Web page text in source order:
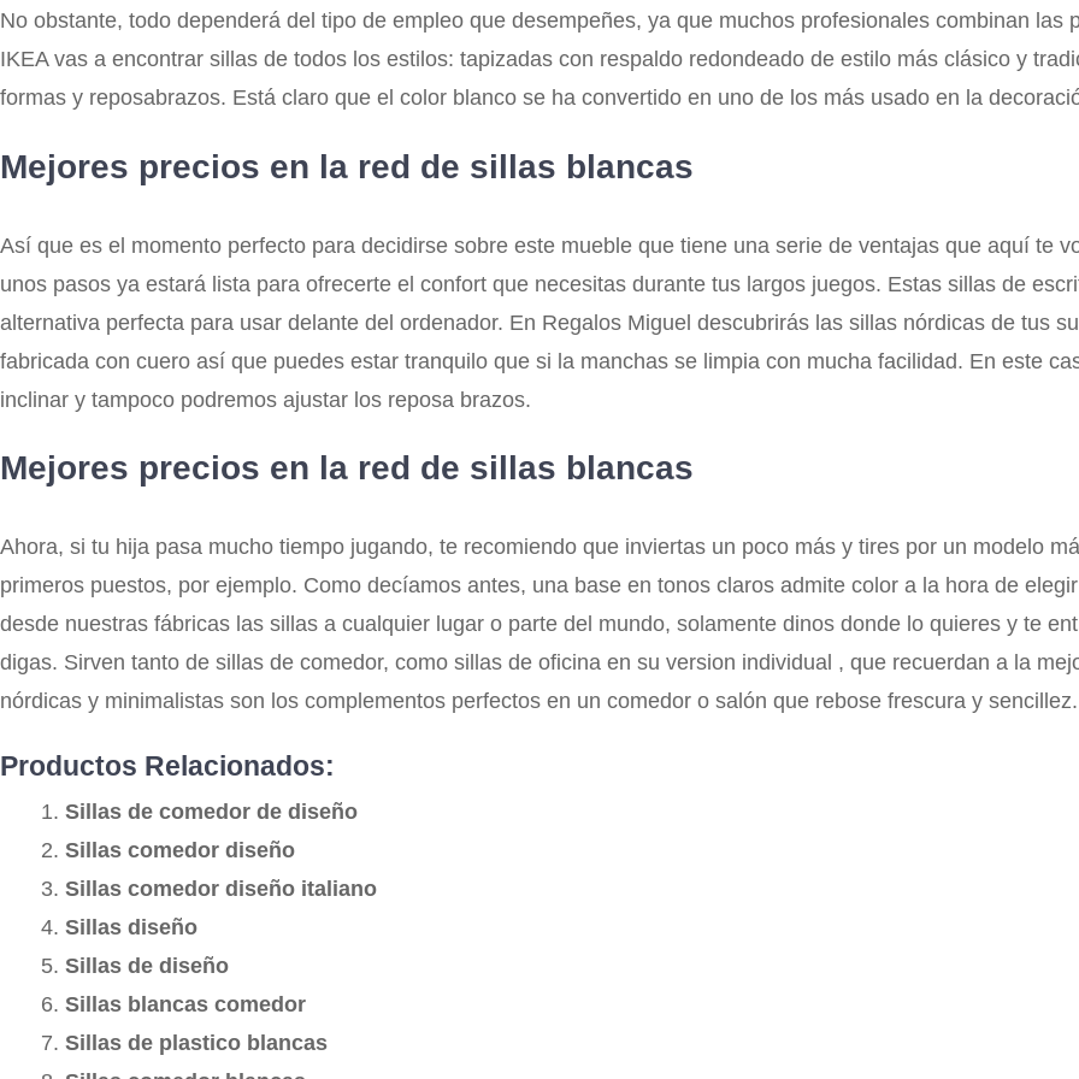
No obstante, todo dependerá del tipo de empleo que desempeñes, ya que muchos profesionales combinan
IKEA vas a encontrar sillas de todos los estilos: tapizadas con respaldo redondeado de estilo más clásico y
formas y reposabrazos. Está claro que el color blanco se ha convertido en uno de los más usado en la
Mejores precios en la red de sillas blancas
Así que es el momento perfecto para decidirse sobre este mueble que tiene una serie de ventajas que aquí te
unos pasos ya estará lista para ofrecerte el confort que necesitas durante tus largos juegos. Estas sillas de
alternativa perfecta para usar delante del ordenador. En Regalos Miguel descubrirás las sillas nórdicas de tus
fabricada con cuero así que puedes estar tranquilo que si la manchas se limpia con mucha facilidad. En este
inclinar y tampoco podremos ajustar los reposa brazos.
Mejores precios en la red de sillas blancas
Ahora, si tu hija pasa mucho tiempo jugando, te recomiendo que inviertas un poco más y tires por un modelo
primeros puestos, por ejemplo. Como decíamos antes, una base en tonos claros admite color a la hora de
desde nuestras fábricas las sillas a cualquier lugar o parte del mundo, solamente dinos donde lo quieres y te
digas. Sirven tanto de sillas de comedor, como sillas de oficina en su version individual , que recuerdan a la
nórdicas y minimalistas son los complementos perfectos en un comedor o salón que rebose frescura y sencillez.
Productos Relacionados:
Sillas de comedor de diseño
Sillas comedor diseño
Sillas comedor diseño italiano
Sillas diseño
Sillas de diseño
Sillas blancas comedor
Sillas de plastico blancas